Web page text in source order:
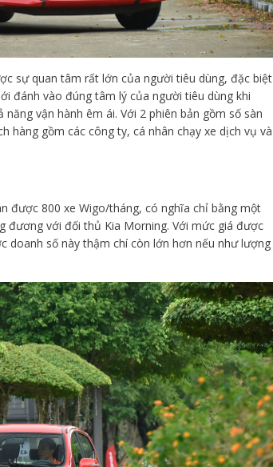
sự quan tâm rất lớn của người tiêu dùng, đặc biệt
đánh vào đúng tâm lý của người tiêu dùng khi
vận hành êm ái. Với 2 phiên bản gồm số sàn
hàng gồm các công ty, cá nhân chạy xe dịch vụ và
được 800 xe Wigo/tháng, có nghĩa chỉ bằng một
đương với đối thủ Kia Morning. Với mức giá được
số này thậm chí còn lớn hơn nếu như lượng